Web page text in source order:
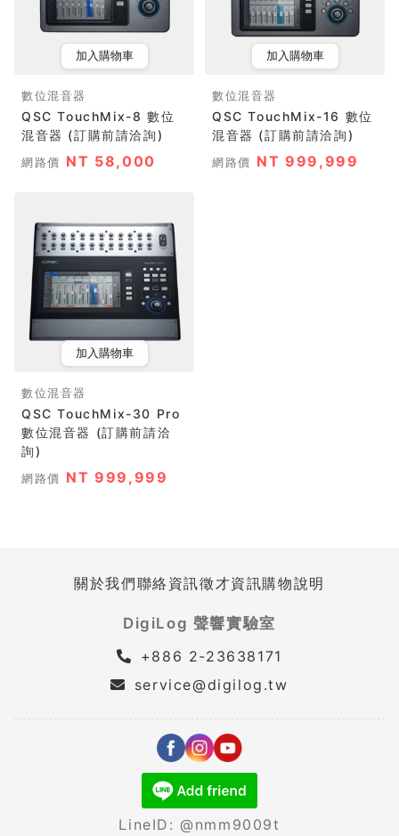
加入購物車
數位混音器
QSC TouchMix-8 數位
混音器 (訂購前請洽詢)
網路價 NT 58,000
加入購物車
數位混音器
QSC TouchMix-16 數位
混音器 (訂購前請洽詢)
網路價 NT 999,999
加入購物車
數位混音器
QSC TouchMix-30 Pro
數位混音器 (訂購前請洽
詢)
網路價 NT 999,999
關於我們聯絡資訊徵才資訊購物說明
DigiLog 聲響實驗室
+886 2-23638171
service@digilog.tw
LineID: @nmm9009t